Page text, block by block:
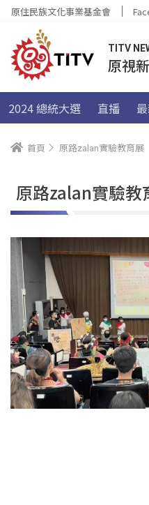
原住民族文化事業基金會
TITV
原視
2024 總統大選 直播
首頁 原路zalan實驗教育展
原路zalan實驗教